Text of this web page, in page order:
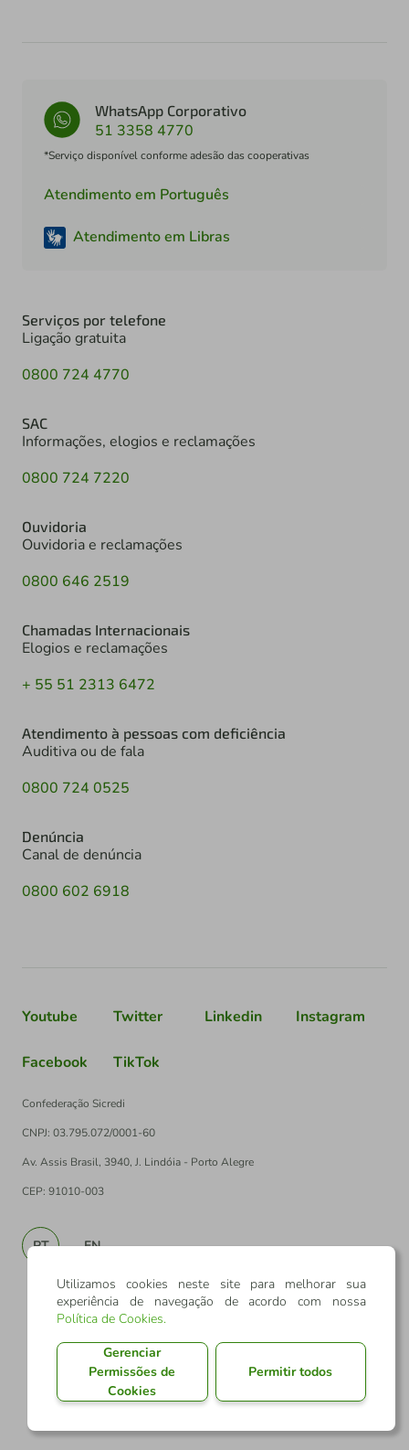
WhatsApp Corporativo
51 3358 4770
*Serviço disponível conforme adesão das cooperativas
Atendimento em Português
Atendimento em Libras
Serviços por telefone
Ligação gratuita
0800 724 4770
SAC
Informações, elogios e reclamações
0800 724 7220
Ouvidoria
Ouvidoria e reclamações
0800 646 2519
Chamadas Internacionais
Elogios e reclamações
+ 55 51 2313 6472
Atendimento à pessoas com deficiência
Auditiva ou de fala
0800 724 0525
Denúncia
Canal de denúncia
0800 602 6918
Youtube Twitter Linkedin Instagram
Facebook TikTok
Confederação Sicredi
CNPJ: 03.795.072/0001-60
Av. Assis Brasil, 3940, J. Lindóia - Porto Alegre
CEP: 91010-003
PT EN
Utilizamos cookies neste site para melhorar sua
experiência de navegação de acordo com nossa
Política de Cookies.
Gerenciar
Permissões de
Cookies
Permitir todos